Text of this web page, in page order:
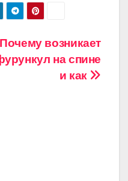
Почему возникает
на спине
и как